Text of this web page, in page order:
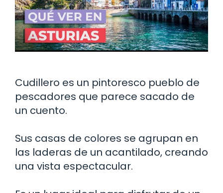
Cudillero es un pintoresco pueblo de
pescadores que parece sacado de
un cuento.
Sus casas de colores se agrupan en
las laderas de un acantilado, creando
una vista espectacular.